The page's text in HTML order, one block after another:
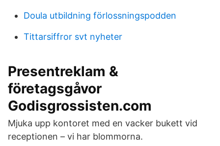
Doula utbildning förlossningspodden
Tittarsiffror svt nyheter
Presentreklam &
företagsgåvor
Godisgrossisten.com
Mjuka upp kontoret med en vacker bukett vid
receptionen – vi har blommorna.